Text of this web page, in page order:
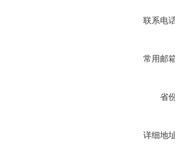
联系电
常用邮
省
详细地